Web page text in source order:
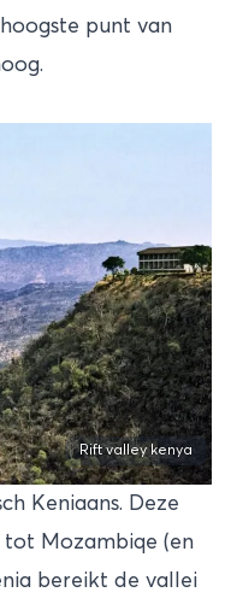
punt van
Rift valley kenya
Keniaans. Deze
Mozambiqe (en
bereikt de vallei